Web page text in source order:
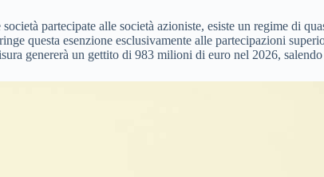
partecipate alle società azioniste, esiste un regime di
questa esenzione esclusivamente alle partecipazioni
genererà un gettito di 983 milioni di euro nel 2026,